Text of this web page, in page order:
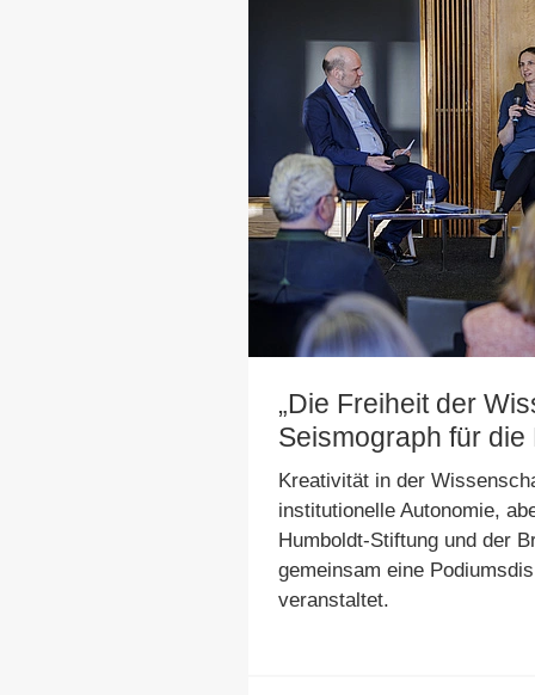
„Die Freiheit der
Seismograph für die
Kreativität in der
institutionelle Autonomie,
Humboldt-Stiftung und der
gemeinsam eine
veranstaltet.